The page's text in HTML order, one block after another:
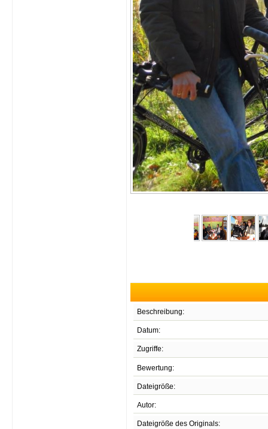
Beschreibung:
Datum:
Zugriffe:
Bewertung:
Dateigröße:
Autor:
Dateigröße des Originals: